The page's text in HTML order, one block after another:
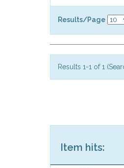
Results/Page
Results 1-1 of 1
Item hits: